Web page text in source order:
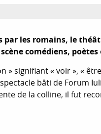
par les romains, le
comédiens,
» signifiant « voir », «
bâti de Forum
de la colline, il fut